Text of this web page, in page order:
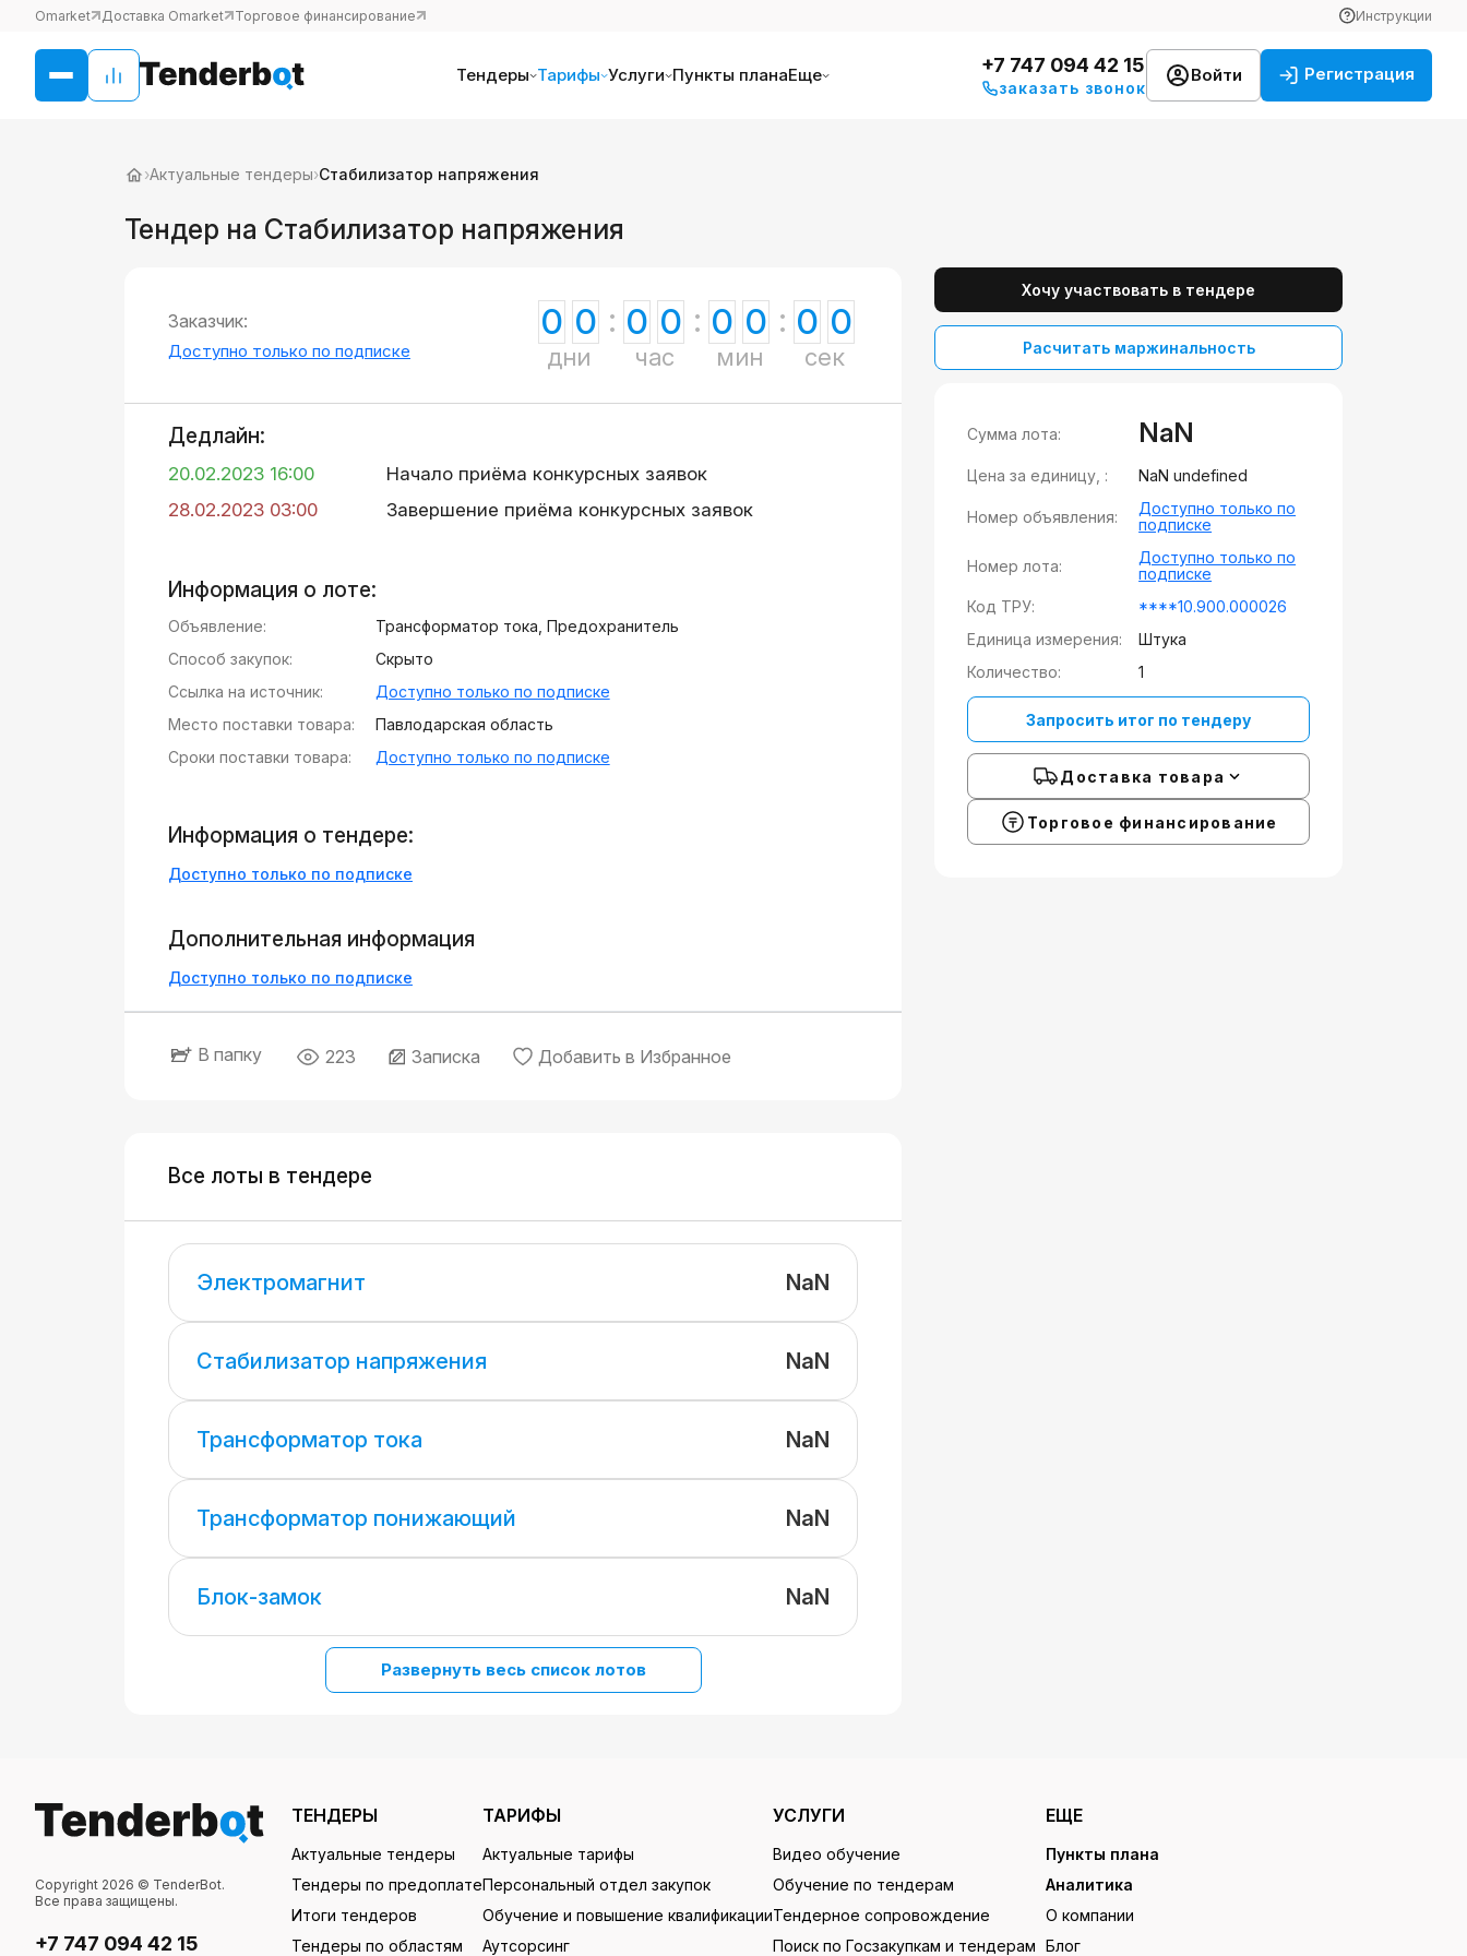
Omarket Доставка Omarket Торговое финансирование Инструкции
Тендеры Тарифы Услуги Пункты планаЕще +7 747 094 42 15
заказать звонок
Войти Регистрация
›Актуальные тендеры›Стабилизатор напряжения
Тендер на Стабилизатор напряжения
Заказчик:
Доступно только по подписке
0 0
дни
0 0
час
0 0
мин
0 0
сек
Дедлайн:
20.02.2023 16:00
Начало приёма конкурсных заявок
28.02.2023 03:00
Завершение приёма конкурсных заявок
Информация о лоте:
Объявление:
Трансформатор тока, Предохранитель
Способ закупок:
Скрыто
Ссылка на источник:
Доступно только по подписке
Место поставки товара:
Павлодарская область
Сроки поставки товара:
Доступно только по подписке
Информация о тендере:
Доступно только по подписке
Дополнительная информация
Доступно только по подписке
В папку 223 Записка Добавить в Избранное
Все лоты в тендере
Электромагнит NaN
Стабилизатор напряжения NaN
Трансформатор тока NaN
Трансформатор понижающий NaN
Блок-замок NaN
Развернуть весь список лотов
Хочу участвовать в тендере
Расчитать маржинальность
Сумма лота: NaN
Цена за единицу, : NaN undefined
Номер объявления:
Доступно только по
подписке
Номер лота:
Доступно только по
подписке
Код ТРУ:
****10.900.000026
Единица измерения:
Штука
Количество:
1
Запросить итог по тендеру
Доставка товара
Торговое финансирование
Copyright 2026 © TenderBot.
Все права защищены.
+7 747 094 42 15
ТЕНДЕРЫ
Актуальные тендеры
Тендеры по предоплате
Итоги тендеров
Тендеры по областям
ТАРИФЫ
Актуальные тарифы
Персональный отдел закупок
Обучение и повышение квалификации
Аутсорсинг
УСЛУГИ
Видео обучение
Обучение по тендерам
Тендерное сопровождение
Поиск по Госзакупкам и тендерам
ЕЩЕ
Пункты плана
Аналитика
О компании
Блог